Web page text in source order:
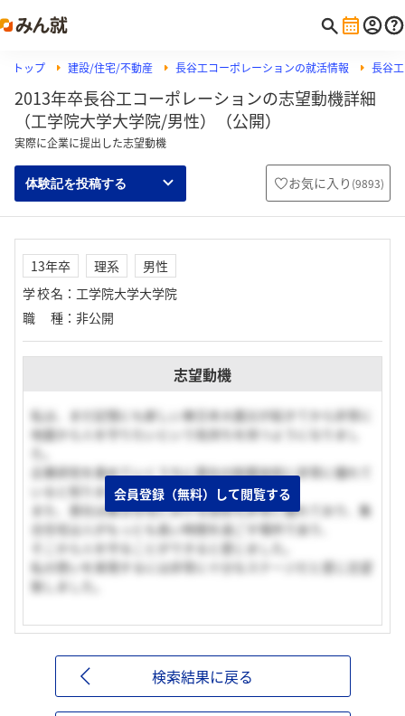
トップ 建設/住宅/不動産 長谷工コーポレーションの就活情報 長谷
2013年卒長谷工コーポレーションの志望動機詳細
（工学院大学大学院/男性）（公開）
実際に企業に提出した志望動機
体験記を投稿する お気に入り (9893)
13年卒 理系
男性
学校名 ： 工学院大学大学院
職種 ： 非公開
志望動機
私は、まだ記憶にも新しい東日本大震災が起きてから非常に
地震から人を守りたいという気持ちを持つようになりまし
企業研究を進めていくうちに貴社の耐震技術に非常に優れて
いると知りました。
また、貴社は集合住宅における技術も非常に優れており、集
合住宅は人がもっとも長い時間を過ごす場所であり、
そこから人を守ることができると感じました。
私の想いを実現するには非常に十分なステージだと感じ志望
致しました。
会員登録（無料）して閲覧する
検索結果に戻る